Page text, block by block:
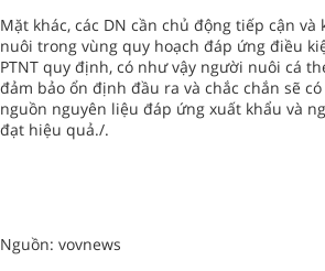
Mặt khác, các DN cần chủ động tiếp cận
nuôi trong vùng quy hoạch đáp ứng điều
PTNT quy định, có như vậy người nuôi cá
đảm bảo ổn định đầu ra và chắc chắn sẽ
nguồn nguyên liệu đáp ứng xuất khẩu và
đạt hiệu quả./.
Nguồn: vovnews